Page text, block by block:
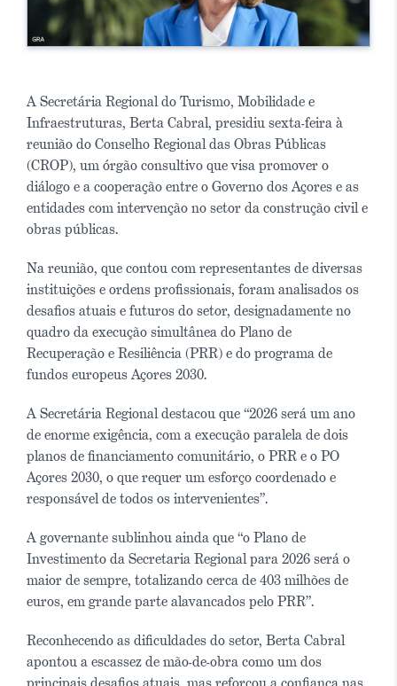
A Secretária Regional do Turismo, Mobilidade e
Infraestruturas, Berta Cabral, presidiu sexta-feira à
reunião do Conselho Regional das Obras Públicas
(CROP), um órgão consultivo que visa promover o
diálogo e a cooperação entre o Governo dos Açores e as
entidades com intervenção no setor da construção civil e
obras públicas.
Na reunião, que contou com representantes de diversas
instituições e ordens profissionais, foram analisados os
desafios atuais e futuros do setor, designadamente no
quadro da execução simultânea do Plano de
Recuperação e Resiliência (PRR) e do programa de
fundos europeus Açores 2030.
A Secretária Regional destacou que “2026 será um ano
de enorme exigência, com a execução paralela de dois
planos de financiamento comunitário, o PRR e o PO
Açores 2030, o que requer um esforço coordenado e
responsável de todos os intervenientes”.
A governante sublinhou ainda que “o Plano de
Investimento da Secretaria Regional para 2026 será o
maior de sempre, totalizando cerca de 403 milhões de
euros, em grande parte alavancados pelo PRR”.
Reconhecendo as dificuldades do setor, Berta Cabral
apontou a escassez de mão-de-obra como um dos